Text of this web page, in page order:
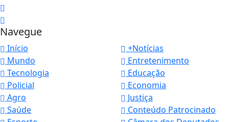
Navegue
Início
+Notícias
Mundo
Entretenimento
Tecnologia
Educação
Policial
Economia
Agro
Justiça
Saúde
Conteúdo Patrocinado